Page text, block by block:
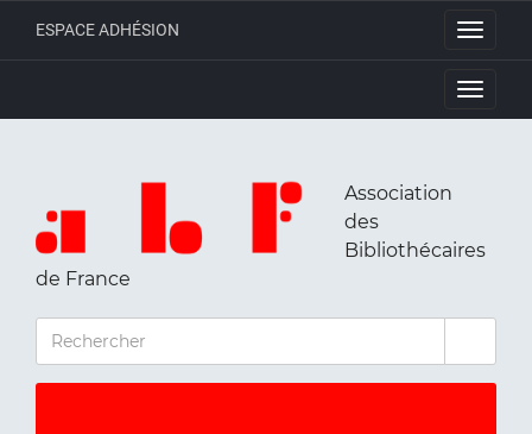
Toggle
ESPACE ADHÉSION
Toggle
Association
des
Bibliothécaires
de France
RECHERCHER